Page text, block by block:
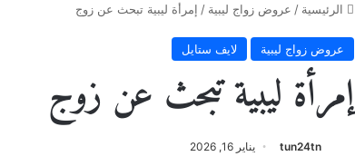
الرئيسية / عروض زواج ليبية / إمرأة ليبية تبحث عن زوج
عروض زواج ليبية لايف ستايل
إمرأة ليبية تبحث عن زوج
tun24tn يناير 16, 2026